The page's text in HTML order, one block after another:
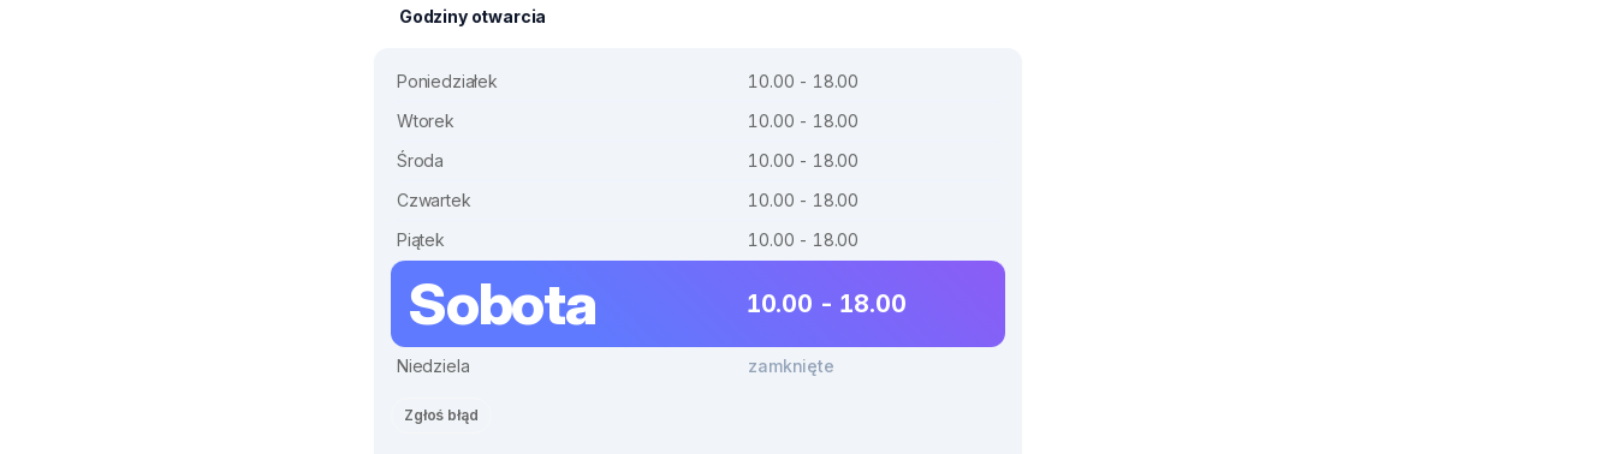
Godziny otwarcia
Poniedziałek
10.00 - 18.00
Wtorek
10.00 - 18.00
Środa
10.00 - 18.00
Czwartek
10.00 - 18.00
Piątek
10.00 - 18.00
Sobota 10.00 - 18.00
Niedziela zamknięte
Zgłoś błąd